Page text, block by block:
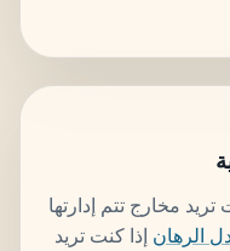
تريد مخارج تتم إدارتها
الرهان إذا كنت تريد